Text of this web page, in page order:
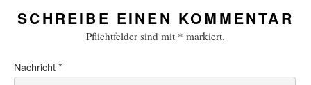
SCHREIBE EINEN KOMMENTAR
Pflichtfelder sind mit * markiert.
Nachricht*